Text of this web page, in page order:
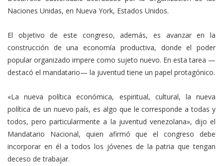
Naciones Unidas, en Nueva York, Estados Unidos.
El objetivo de este congreso, además, es avanzar en la
construcción de una economía productiva, donde el poder
popular organizado impere como sujeto nuevo. En esta tarea —
destacó el mandatario— la juventud tiene un papel protagónico.
«La nueva política económica, espiritual, cultural, la nueva
política de un nuevo país, es algo que le corresponde a todas y
todos, pero particularmente a la juventud venezolana», dijo el
Mandatario Nacional, quien afirmó que el congreso debe
incorporar en él a todos los jóvenes de la patria que tengan
deceso de trabajar.